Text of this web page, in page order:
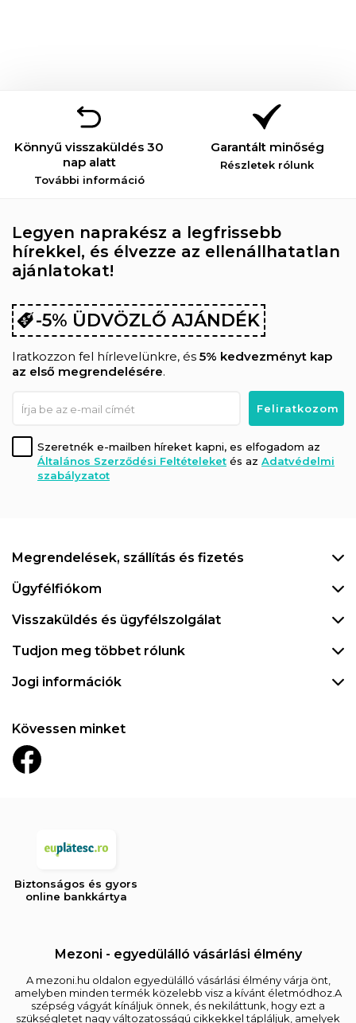
Könnyű visszaküldés 30
nap alatt
További információ
Garantált minőség
Részletek rólunk
Legyen naprakész a legfrissebb
hírekkel, és élvezze az ellenállhatatlan
ajánlatokat!
-5% ÜDVÖZLŐ AJÁNDÉK
Iratkozzon fel hírlevelünkre, és 5% kedvezményt kap
az első megrendelésére.
Szeretnék e-mailben híreket kapni, es elfogadom az
Általános Szerződési Feltételeket és az Adatvédelmi
szabályzatot
Megrendelések, szállítás és fizetés
Ügyfélfiókom
Visszaküldés és ügyfélszolgálat
Tudjon meg többet rólunk
Jogi információk
Kövessen minket
Biztonságos és gyors
online bankkártya
Mezoni - egyedülálló vásárlási élmény
A mezoni.hu oldalon egyedülálló vásárlási élmény várja önt,
amelyben minden termék közelebb visz a kívánt életmódhoz.A
szépség vágyát kínáljuk önnek, és nekiláttunk, hogy ezt a
szükségletet nagy változatosságú cikkekkel tápláljuk, amelyek